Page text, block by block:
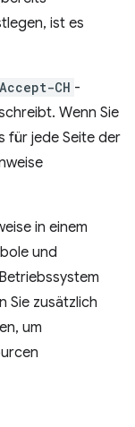
ist es
Accept-CH -
Wenn Sie
für jede Seite der
in einem
und
Sie zusätzlich
um